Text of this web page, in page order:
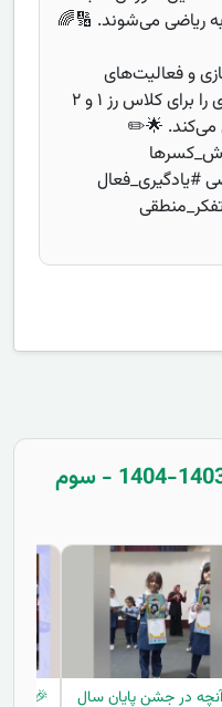
ریاضی می‌شوند. 🔢🌈
و فعالیت‌های
خلاقانه، یادگیری کسرهای مساوی را برای کلاس رز ۱ و ۲
می‌کند. 🌟✏️
#آموزش_کسرها
#یادگیری_فعال
📚 یاد ایام - سال تحصیلی 1403-1404 - سوم
در جشن پایان سال
🎉